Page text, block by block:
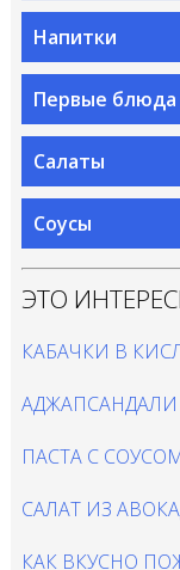
Напитки
Первые блюда
Салаты
Соусы
ЭТО
КАБАЧКИ В
ПАСТА С
САЛАТ ИЗ
КАК ВКУСНО